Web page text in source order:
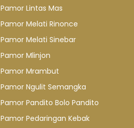
Pamor Lintas Mas
Pamor Melati Rinonce
Pamor Melati Sinebar
Pamor Mlinjon
Pamor Mrambut
Pamor Ngulit Semangka
Pamor Pandito Bolo Pandito
Pamor Pedaringan Kebak